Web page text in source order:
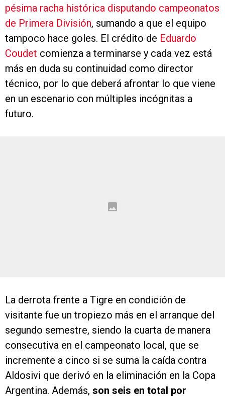
pésima racha histórica disputando campeonatos
de Primera División, sumando a que el equipo
tampoco hace goles. El crédito de Eduardo
Coudet comienza a terminarse y cada vez está
más en duda su continuidad como director
técnico, por lo que deberá afrontar lo que viene
en un escenario con múltiples incógnitas a
futuro.
La derrota frente a Tigre en condición de
visitante fue un tropiezo más en el arranque del
segundo semestre, siendo la cuarta de manera
consecutiva en el campeonato local, que se
incremente a cinco si se suma la caída contra
Aldosivi que derivó en la eliminación en la Copa
Argentina. Además, son seis en total por